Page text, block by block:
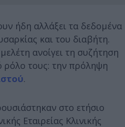
ήδη αλλάξει τα δεδομένα
και του διαβήτη.
ανοίγει τη συζήτηση
ρόλο τους: την πρόληψη
.
στο ετήσιο
Εταιρείας Κλινικής